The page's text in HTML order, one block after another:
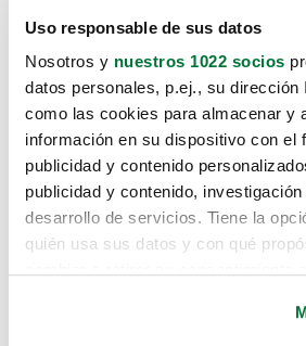
Uso responsable de sus datos
Nosotros y nuestros 1022 socios
datos personales, p.ej., su dirección
como las cookies para almacenar y
información en su dispositivo con el
publicidad y contenido
publicidad y contenido,
desarrollo de servicios. Tiene la
quién usa sus datos y con qué
Lo sentimos, no
te hemos traido
Pero puedes encontrar el coche
buscando en alguno de estos